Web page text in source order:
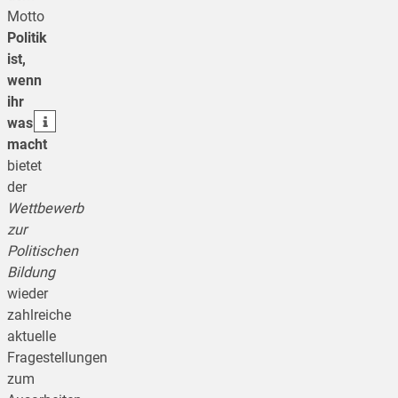
Motto
Politik
ist,
wenn
ihr
was
macht
bietet
der
Wettbewerb
zur
Politischen
Bildung
wieder
zahlreiche
aktuelle
Fragestellungen
zum
teilen
teilen